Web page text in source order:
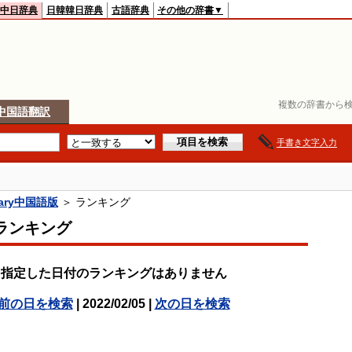
複数の辞書から
日辞典 日韓韓日辞典 古語辞典 その他の辞書▼
国語翻訳
手書き文字入力
中国語版 ＞ ランキング
ンキング
指定した日付のランキングはありません
の日を検索| 2022/02/05 | 次の日を検索